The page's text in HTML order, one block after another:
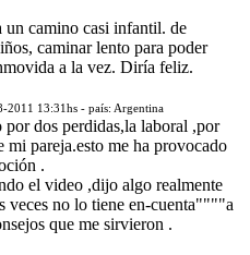
un camino casi infantil. de
caminar lento para poder
a la vez. Diría feliz.
2011 13:31hs - país: Argentina
por dos perdidas,la laboral ,por
pareja.esto me ha provocado
.
el video ,dijo algo realmente
veces no lo tiene en-cuenta""""a
que me sirvieron .